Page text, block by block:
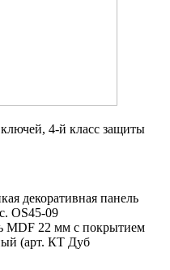
4-й класс защиты
декоративная панель
OS45-09
MDF 22 мм с покрытием
(арт. КТ Дуб